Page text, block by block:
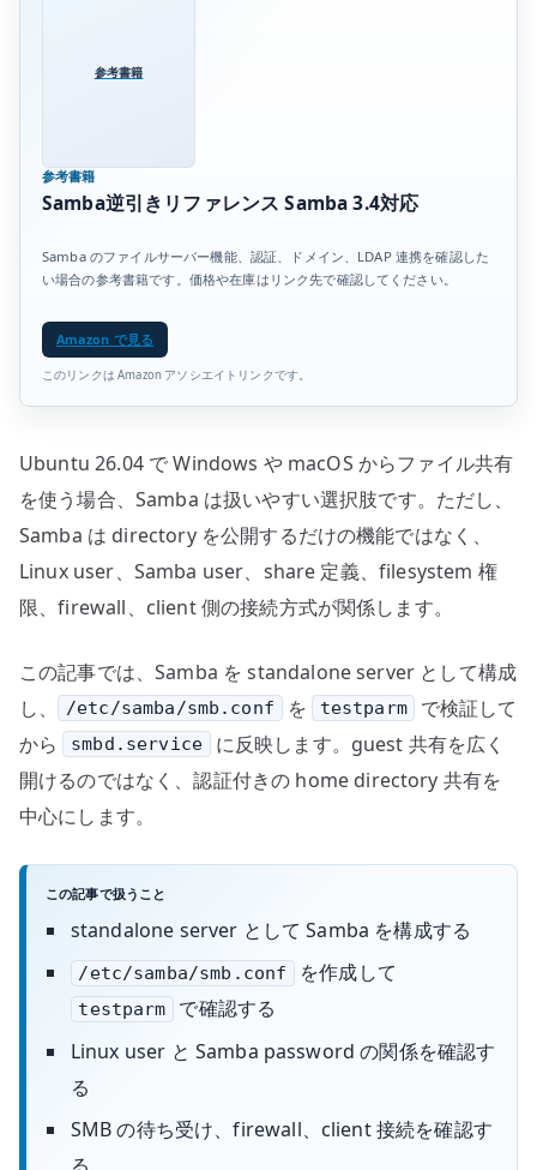
参考書籍
参考書籍
Samba逆引きリファレンス Samba 3.4対応
Samba のファイルサーバー機能、認証、ドメイン、LDAP 連携を確認した
い場合の参考書籍です。価格や在庫はリンク先で確認してください。
Amazon で見る
このリンクは Amazon アソシエイトリンクです。
Ubuntu 26.04 で Windows や macOS からファイル共有
を使う場合、Samba は扱いやすい選択肢です。ただし、
Samba は directory を公開するだけの機能ではなく、
Linux user、Samba user、share 定義、filesystem 権
限、firewall、client 側の接続方式が関係します。
この記事では、Samba を standalone server として構成
し、
/etc/samba/smb.conf を testparm
で検証して
から
smbd.service
に反映します。guest 共有を広く
開けるのではなく、認証付きの home directory 共有を
中心にします。
この記事で扱うこと
standalone server として Samba を構成する
/etc/samba/smb.conf を作成して
testparm
で確認する
Linux user と Samba password の関係を確認す
る
SMB の待ち受け、firewall、client 接続を確認す